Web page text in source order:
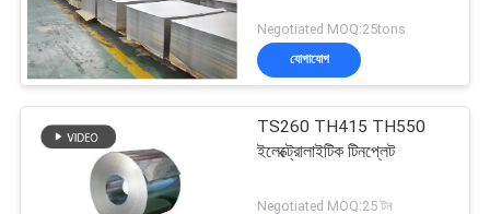
Negotiated MOQ:25tons
যোগাযোগ
TS260 TH415 TH550
ইলেক্ট্রোলাইটিক টিনপ্লেট
Negotiated MOQ:25 টন